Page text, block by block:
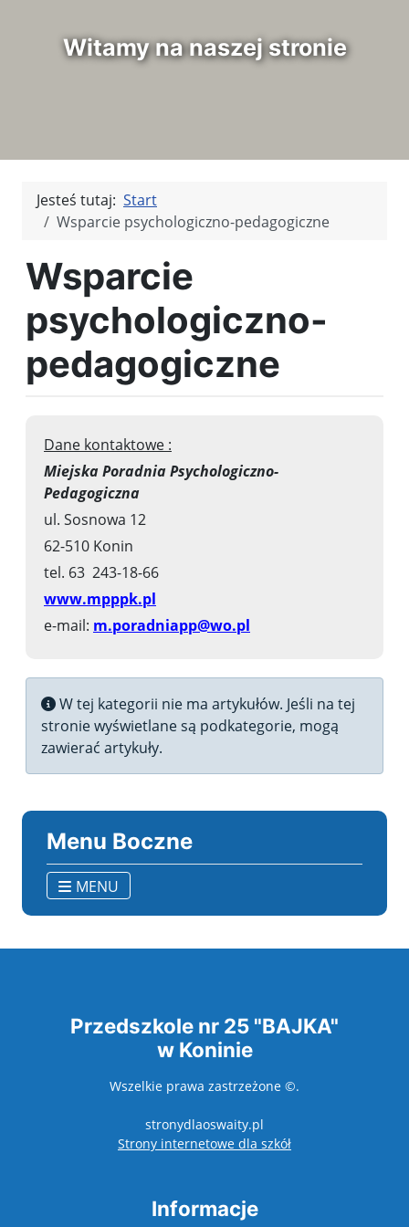
Witamy na naszej stronie
Menu Boczne
MENU
Jesteś tutaj: Start
Wsparcie psychologiczno-pedagogiczne
Wsparcie
psychologiczno-
pedagogiczne
Dane kontaktowe :
Miejska Poradnia Psychologiczno-
Pedagogiczna
ul. Sosnowa 12
62-510 Konin
tel. 63 243-18-66
www.mpppk.pl
e-mail: m.poradniapp@wo.pl
Informacja
W tej kategorii nie ma artykułów. Jeśli na tej
stronie wyświetlane są podkategorie, mogą
zawierać artykuły.
Przedszkole nr 25 "BAJKA"
w Koninie
Wszelkie prawa zastrzeżone ©.
stronydlaoswaity.pl
Strony internetowe dla szkółotwiera się w
Informacje